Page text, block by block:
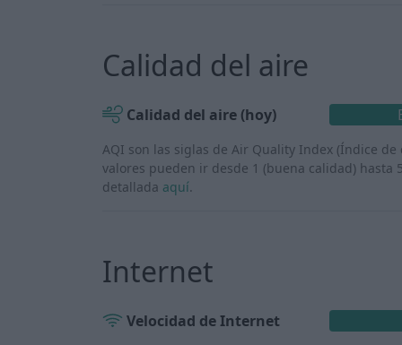
Calidad del aire
Calidad del aire (hoy)
AQI son las siglas de Air Quality Index (Índice
valores pueden ir desde 1 (buena calidad) hasta
detallada aquí.
Internet
Velocidad de Internet